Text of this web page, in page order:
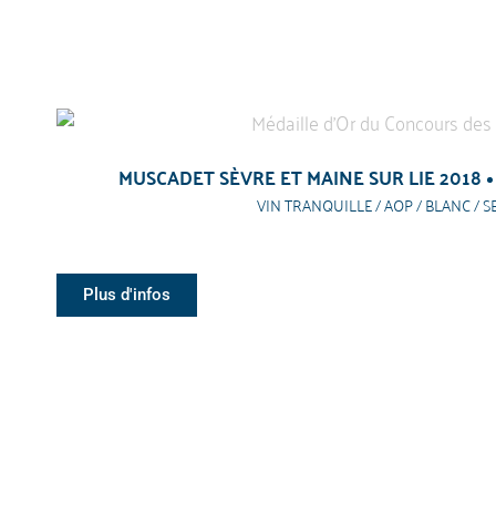
MUSCADET SÈVRE ET MAINE SUR LIE 2018
VIN TRANQUILLE / AOP / BLANC /
Plus d'infos